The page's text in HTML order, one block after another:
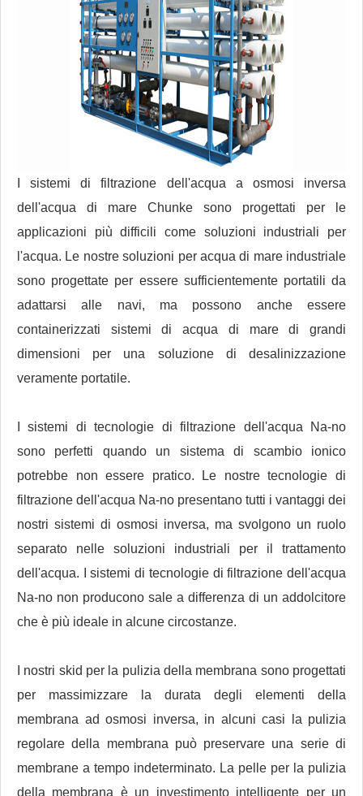
I sistemi di filtrazione dell'acqua a osmosi inversa
dell'acqua di mare Chunke sono progettati per le
applicazioni più difficili come soluzioni industriali per
l'acqua. Le nostre soluzioni per acqua di mare industriale
sono progettate per essere sufficientemente portatili da
adattarsi alle navi, ma possono anche essere
containerizzati sistemi di acqua di mare di grandi
dimensioni per una soluzione di desalinizzazione
veramente portatile.
I sistemi di tecnologie di filtrazione dell'acqua Na-no
sono perfetti quando un sistema di scambio ionico
potrebbe non essere pratico. Le nostre tecnologie di
filtrazione dell'acqua Na-no presentano tutti i vantaggi dei
nostri sistemi di osmosi inversa, ma svolgono un ruolo
separato nelle soluzioni industriali per il trattamento
dell'acqua. I sistemi di tecnologie di filtrazione dell'acqua
Na-no non producono sale a differenza di un addolcitore
che è più ideale in alcune circostanze.
I nostri skid per la pulizia della membrana sono progettati
per massimizzare la durata degli elementi della
membrana ad osmosi inversa, in alcuni casi la pulizia
regolare della membrana può preservare una serie di
membrane a tempo indeterminato. La pelle per la pulizia
della membrana è un investimento intelligente per un